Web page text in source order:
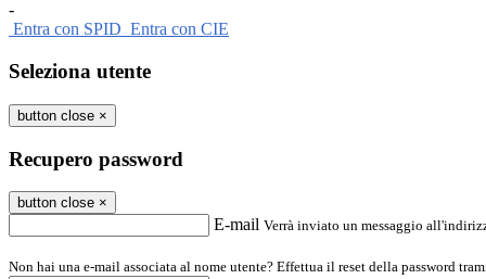
-
Entra con SPID Entra con CIE
Seleziona utente
button close ×
Recupero password
button close ×
E-mail Verrà inviato un messaggio
Non hai una e-mail associata al nome utente? Effettua il reset della password